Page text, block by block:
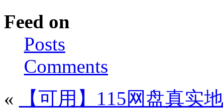
Feed on
Posts
Comments
«
【可用】115网盘真实